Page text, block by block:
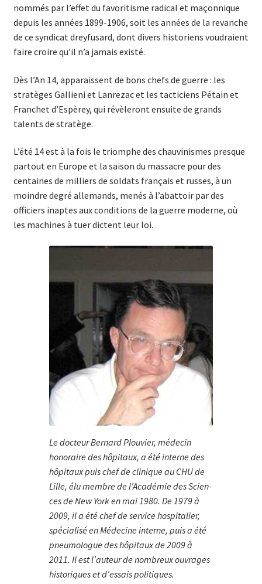
nommés par l’effet du favoritisme radical et maçonnique
depuis les années 1899-1906, soit les années de la revanche
de ce syndicat dreyfusard, dont divers historiens voudraient
faire croire qu’il n’a jamais existé.
Dès l’An 14, apparaissent de bons chefs de guerre : les
stratèges Gallieni et Lanrezac et les tacticiens Pétain et
Franchet d’Espèrey, qui révèleront ensuite de grands
talents de stratège.
L’été 14 est à la fois le triomphe des chauvinismes presque
partout en Europe et la saison du massacre pour des
centaines de milliers de soldats français et russes, à un
moindre degré allemands, menés à l’abattoir par des
officiers inaptes aux conditions de la guerre moderne, où
les machines à tuer dictent leur loi.
Le docteur Bernard Plouvier, médecin
honoraire des hôpi­taux, a été in­ter­ne des
hôpitaux puis chef de clinique au CHU de
Lille, élu mem­bre de l’Académie des Scien­
ces de New York en mai 1980. De 1979 à
2009, il a été chef de service hospitalier,
spécialisé en Méde­cine interne, puis a été
pneumologue des hôpitaux de 2009 à
2011. Il est l’auteur de nombreux ouvrages
historiques et d’essais politiques.